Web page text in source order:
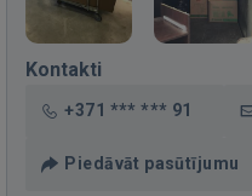
Kontakti
+371 *** *** 91
Piedāvāt pasūtījumu